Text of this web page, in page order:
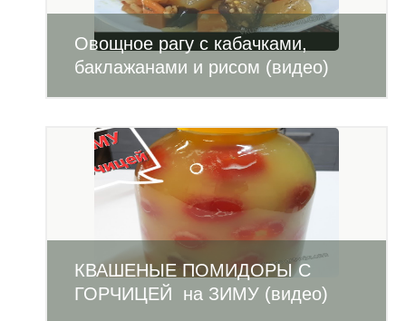
Овощное рагу с кабачками,
баклажанами и рисом (видео)
КВАШЕНЫЕ ПОМИДОРЫ С
ГОРЧИЦЕЙ на ЗИМУ (видео)